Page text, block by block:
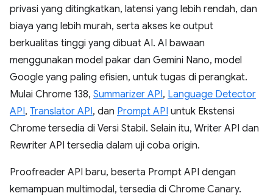
privasi yang ditingkatkan, latensi yang lebih rendah, dan
biaya yang lebih murah, serta akses ke output
berkualitas tinggi yang dibuat AI. AI bawaan
menggunakan model pakar dan Gemini Nano, model
Google yang paling efisien, untuk tugas di perangkat.
Mulai Chrome 138, Summarizer API, Language Detector
API, Translator API, dan Prompt API untuk Ekstensi
Chrome tersedia di Versi Stabil. Selain itu, Writer API dan
Rewriter API tersedia dalam uji coba origin.
Proofreader API baru, beserta Prompt API dengan
kemampuan multimodal, tersedia di Chrome Canary.